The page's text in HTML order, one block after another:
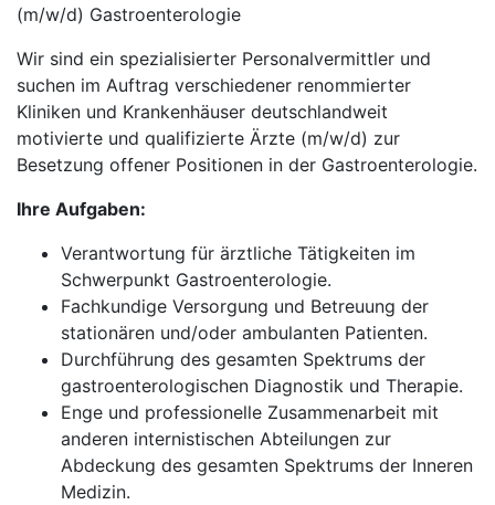
(m/w/d) Gastroenterologie
Wir sind ein spezialisierter Personalvermittler und
suchen im Auftrag verschiedener renommierter
Kliniken und Krankenhäuser deutschlandweit
motivierte und qualifizierte Ärzte (m/w/d) zur
Besetzung offener Positionen in der Gastroenterologie.
Ihre Aufgaben:
Verantwortung für ärztliche Tätigkeiten im
Schwerpunkt Gastroenterologie.
Fachkundige Versorgung und Betreuung der
stationären und/oder ambulanten Patienten.
Durchführung des gesamten Spektrums der
gastroenterologischen Diagnostik und Therapie.
Enge und professionelle Zusammenarbeit mit
anderen internistischen Abteilungen zur
Abdeckung des gesamten Spektrums der Inneren
Medizin.